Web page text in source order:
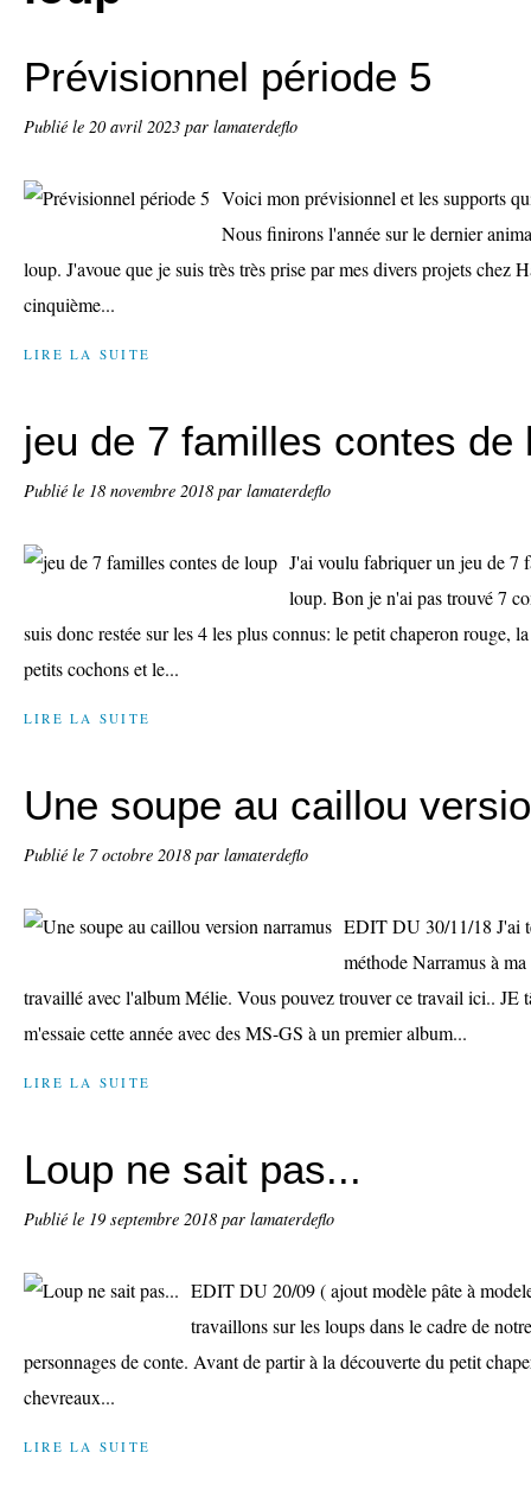
Prévisionnel période 5
Publié le 20 avril 2023 par lamaterdeflo
Voici mon prévisionnel et les supports
Nous finirons l'année sur le dernier
loup. J'avoue que je suis très très prise par mes divers projets chez
cinquième...
LIRE LA SUITE
jeu de 7 familles contes de
Publié le 18 novembre 2018 par lamaterdeflo
J'ai voulu fabriquer un jeu de 7
loup. Bon je n'ai pas trouvé 7
suis donc restée sur les 4 les plus connus: le petit chaperon rouge,
petits cochons et le...
LIRE LA SUITE
Une soupe au caillou
Publié le 7 octobre 2018 par lamaterdeflo
EDIT DU 30/11/18 J'ai
méthode Narramus à
travaillé avec l'album Mélie. Vous pouvez trouver ce travail ici.. JE
m'essaie cette année avec des MS-GS à un premier album...
LIRE LA SUITE
Loup ne sait pas...
Publié le 19 septembre 2018 par lamaterdeflo
EDIT DU 20/09 ( ajout modèle pâte à
travaillons sur les loups dans le cadre de
personnages de conte. Avant de partir à la découverte du petit
chevreaux...
LIRE LA SUITE